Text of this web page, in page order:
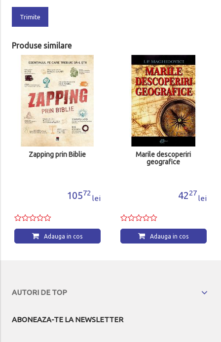
Trimite
Produse similare
prin Biblie
in cos
Marile descoperiri
Adauga in cos
Mai intai a
AUTORI DE TOP
ABONEAZA-TE LA NEWSLETTER